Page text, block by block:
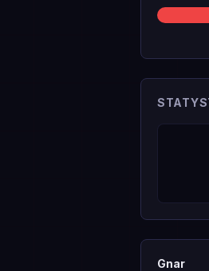
Gnar